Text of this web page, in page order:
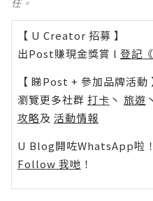
【 U Creator 招募 】
出Post賺現金獎賞 l 登記
【 睇Post + 參加品牌活動
瀏覽更多社群 打卡 丶 旅遊 丶
攻略及 活動情報
U Blog開咗WhatsApp啦
Follow 我哋 ！